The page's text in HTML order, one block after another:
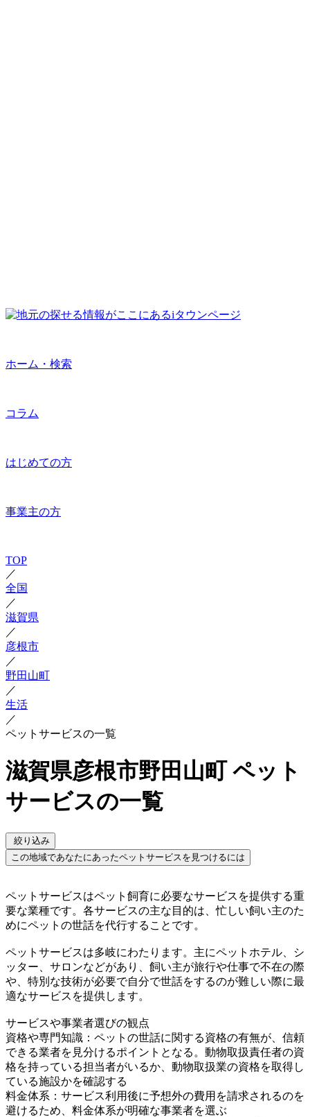
ホーム・検索
コラム
はじめての方
事業主の方
TOP
／
全国
／
滋賀県
／
彦根市
／
野田山町
／
生活
／
ペットサービスの一覧
滋賀県彦根市野田山町 ペット
サービスの一覧
絞り込み
この地域であなたにあったペットサービスを見つけるには
ペットサービスはペット飼育に必要なサービスを提供する重
要な業種です。各サービスの主な目的は、忙しい飼い主のた
めにペットの世話を代行することです。
ペットサービスは多岐にわたります。主にペットホテル、シ
ッター、サロンなどがあり、飼い主が旅行や仕事で不在の際
や、特別な技術が必要で自分で世話をするのが難しい際に最
適なサービスを提供します。
サービスや事業者選びの観点
資格や専門知識：ペットの世話に関する資格の有無が、信頼
できる業者を見分けるポイントとなる。動物取扱責任者の資
格を持っている担当者がいるか、動物取扱業の資格を取得し
ている施設かを確認する
料金体系：サービス利用後に予想外の費用を請求されるのを
避けるため、料金体系が明確な事業者を選ぶ